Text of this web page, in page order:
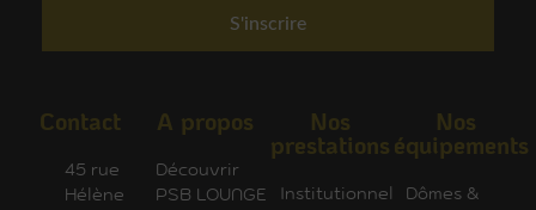
S'inscrire
Contact
45 rue
Hélène
A propos
Découvrir
PSB LOUNGE
Nos
prestations
Institutionnel
Nos
équipements
Dômes &